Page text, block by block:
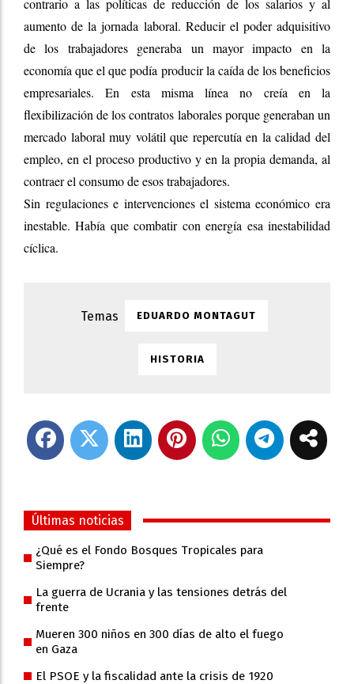
aumento de la jornada laboral. Reducir el poder adquisitivo
de los trabajadores generaba un mayor impacto en la
economía que el que podía producir la caída de los beneficios
empresariales. En esta misma línea no creía en la
flexibilización de los contratos laborales porque generaban un
mercado laboral muy volátil que repercutía en la calidad del
empleo, en el proceso productivo y en la propia demanda, al
contraer el consumo de esos trabajadores.
Sin regulaciones e intervenciones el sistema económico era
inestable. Había que combatir con energía esa inestabilidad
cíclica.
EDUARDO MONTAGUT
HISTORIA
Últimas noticias
¿Qué es el Fondo Bosques Tropicales para
Siempre?
La guerra de Ucrania y las tensiones detrás del
frente
Mueren 300 niños en 300 días de alto el fuego
en Gaza
El PSOE y la fiscalidad ante la crisis de 1920